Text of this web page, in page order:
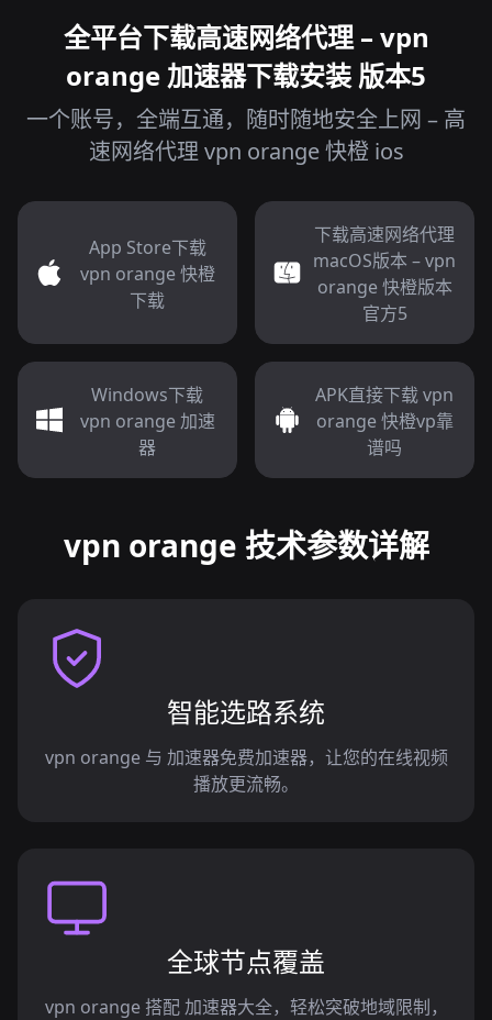
全平台下载高速网络代理 – vpn
orange 加速器下载安装 版本5
一个账号，全端互通，随时随地安全上网 – 高
速网络代理 vpn orange 快橙 ios
App Store下载
vpn orange 快橙
下载
下载高速网络代理
macOS版本 – vpn
orange 快橙版本
官方5
Windows下载
vpn orange 加速
器
APK直接下载 vpn
orange 快橙vp靠
谱吗
vpn orange 技术参数详解
智能选路系统
vpn orange 与 加速器免费加速器，让您的在线视频
播放更流畅。
全球节点覆盖
vpn orange 搭配 加速器大全，轻松突破地域限制，